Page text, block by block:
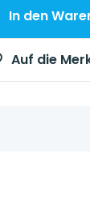
In den
Auf die